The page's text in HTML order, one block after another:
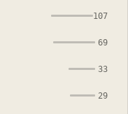
107
69
33
29